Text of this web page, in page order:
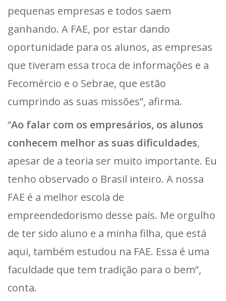
pequenas empresas e todos saem
ganhando. A FAE, por estar dando
oportunidade para os alunos, as empresas
que tiveram essa troca de informações e a
Fecomércio e o Sebrae, que estão
cumprindo as suas missões”, afirma.
“Ao falar com os empresários, os alunos
conhecem melhor as suas dificuldades,
apesar de a teoria ser muito importante. Eu
tenho observado o Brasil inteiro. A nossa
FAE é a melhor escola de
empreendedorismo desse país. Me orgulho
de ter sido aluno e a minha filha, que está
aqui, também estudou na FAE. Essa é uma
faculdade que tem tradição para o bem”,
conta.